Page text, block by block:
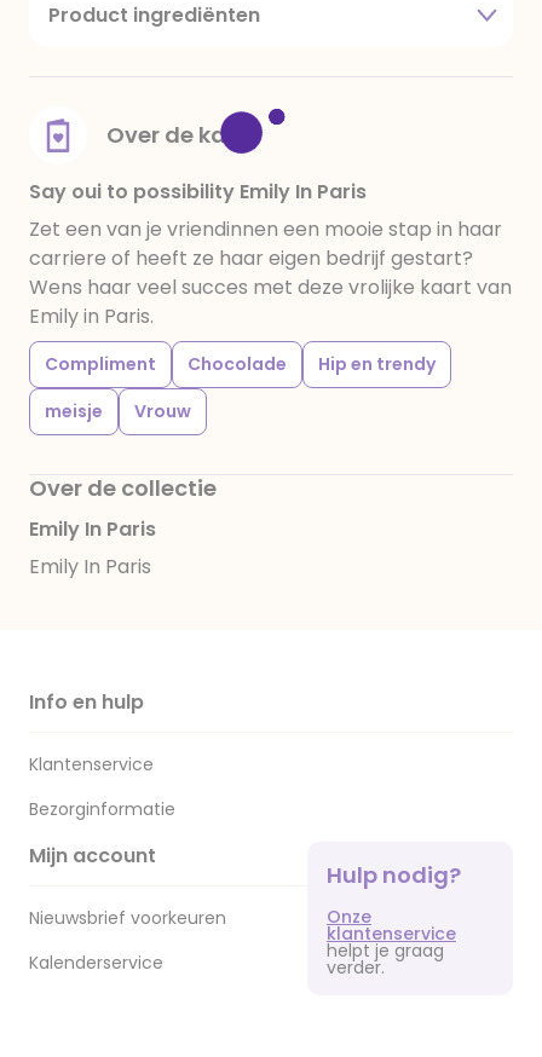
Product ingrediënten
amandelen,cacaomassa, emulgator (sojalecithine),
voedingszuur: citroenzuur E 330, verdikkingsmiddel
E415, water, bevochtigingsmiddel E422, emulgator:
E433, kleurstoffen: E102, E110, E122: kan de activiteit en
concentratie van kinderen negatief beïnvloeden,
E133, E151. Chocolade bevat ten minste 34%
cacaobestanddelen. Kan sporen van gluten
bevatten. Koel en droog bewaren.
Over de kaart
Say oui to possibility Emily In Paris
Zet een van je vriendinnen een mooie stap in haar
carriere of heeft ze haar eigen bedrijf gestart?
Wens haar veel succes met deze vrolijke kaart van
Emily in Paris.
Compliment Chocolade
Hip en trendy
meisje
Vrouw
Over de collectie
Emily In Paris
Emily In Paris
Info en hulp
Klantenservice
Bezorginformatie
Mijn account
Nieuwsbrief voorkeuren
Kalenderservice
Hulp nodig?
Onze
klantenservice
helpt je graag
verder.